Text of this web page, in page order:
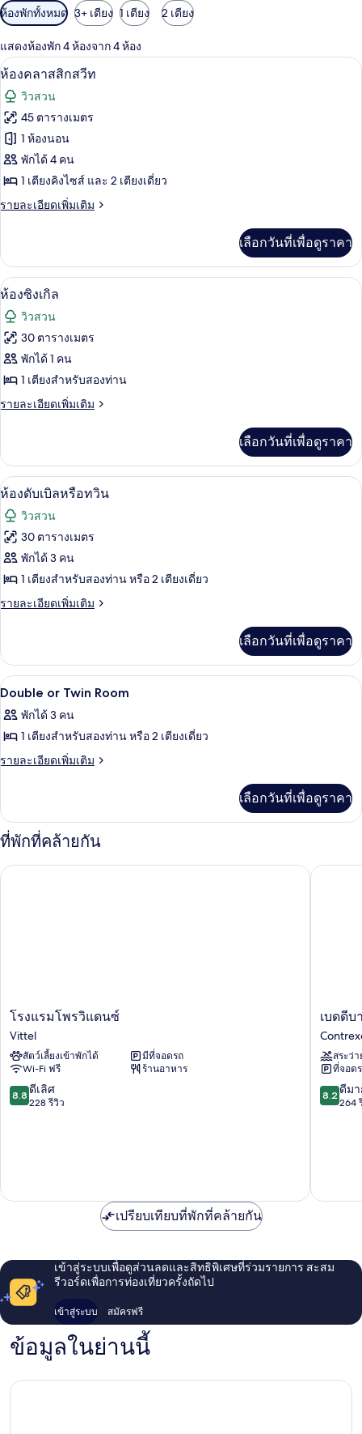
ตัว
กรอง
ที่
มี
ให้
สำหรับ
ห้อง
พัก
ห้องพักทั้งหมด 3+ เตียง 1 เตียง 2 เตียง
แสดงห้องพัก 4 ห้องจาก 4 ห้อง
เปิด
ภาพถ่าย
ทั้งหมด
ของ
ห้อง
คลาส
สิ
สวีท
ห้องคลาสสิกสวีท | ตู้นิรภัยในห้องพัก, ผ้
6
ห้องคลาสสิกสวีท
วิวสวน
45 ตารางเมตร
1 ห้องนอน
พักได้ 4 คน
1 เตียงคิงไซส์ และ 2 เตียงเดี่ยว
รายละเอียดเพิ่มเติม
ราย
เกี่ยว
กับ
ห้อง
คลาส
สิ
ก
สวี
ท
เลือกวันที่เพื่อดูราคา
เปิด
ภาพถ่าย
ทั้งหมด
ของ
ห้อง
ซิงเกิล
5
ห้องซิงเกิล
วิวสวน
30 ตารางเมตร
พักได้ 1 คน
1 เตียงสำหรับสองท่าน
รายละเอียดเพิ่มเติม
ราย
เกี่ยว
กับ
ห้อง
ซิงเกิล
เลือกวันที่เพื่อดูราคา
เปิด
ภาพถ่าย
ทั้งหมด
ของ
ห้อง
ดับเบิล
ทวิน
5
ห้องดับเบิลหรือทวิน
วิวสวน
30 ตารางเมตร
พักได้ 3 คน
1 เตียงสำหรับสองท่าน หรือ 2 เตียงเดี่ยว
รายละเอียดเพิ่มเติม
ราย
เกี่ยว
กับ
ห้อง
หรือ
ทวิ
เลือกวันที่เพื่อดูราคา
เปิด
ภาพถ่าย
ทั้งหมด
ของ
Twin
Room
ตู้นิรภัยในห้องพัก, ผ้าม่านกันแสง, ห้องเ
5
Double or Twin Room
พักได้ 3 คน
1 เตียงสำหรับสองท่าน หรือ 2 เตียงเดี่ยว
รายละเอียดเพิ่มเติม
ราย
เกี่ยว
กับ
Double
Twin
เลือกวันที่เพื่อดูราคา
ที่พักที่คล้ายกัน
โรงแรม
โพ
รวิ
แดน
ซ์
Vittel
โรงแรมโพรวิแดนซ์
Vittel
สัตว์เลี้ยงเข้าพักได้
มีที่จอดรถ
Wi-Fi ฟรี
ร้านอาหาร
8.8
จาก
8.8 ดีเลิศ
228 รีวิว
โรงแรมโพรวิแดนซ์
เบด
ดี
บาย
โรงแรม
เบดดีบ
สระว่
ที่จอด
8.2
จาก
8.2 ดีม
264
เบดดีบา
เปรียบเทียบที่พักที่คล้ายกัน
เข้าสู่ระบบเพื่อดูส่วนลดและสิทธิพิเศษที่ร่วมรายการ สะสม
รีวอร์ดเพื่อการท่องเที่ยวครั้งถัดไป
เข้าสู่ระบบ สมัครฟรี
ข้อมูลในย่านนี้